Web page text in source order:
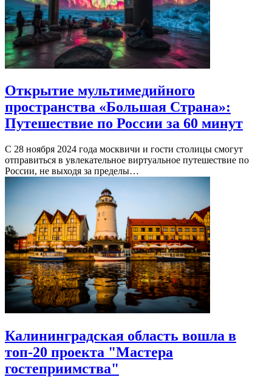
Открытие мультимедийного
пространства «Большая Страна»:
Путешествие по России за 60 минут
С 28 ноября 2024 года москвичи и гости столицы смогут
отправиться в увлекательное виртуальное путешествие по
России, не выходя за пределы…
Калининградская область вошла в
топ-20 проекта "Мастера
гостеприимства"